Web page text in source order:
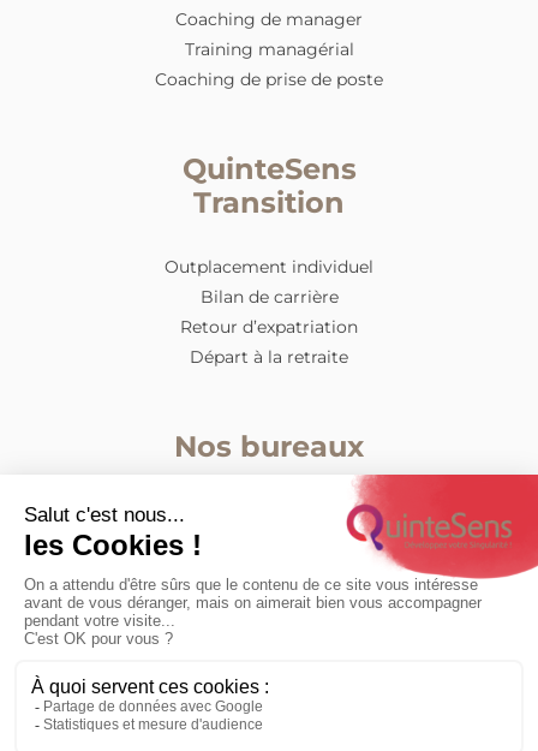
Coaching de manager
Training managérial
Coaching de prise de poste
QuinteSens
Transition
Outplacement individuel
Bilan de carrière
Retour d’expatriation
Départ à la retraite
Nos bureaux
Lyon
0362131503